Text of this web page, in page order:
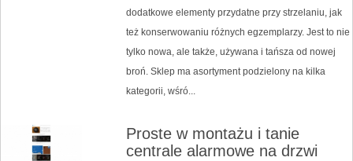
dodatkowe elementy przydatne przy strzelaniu, jak
też konserwowaniu różnych egzemplarzy. Jest to nie
tylko nowa, ale także, używana i tańsza od nowej
broń. Sklep ma asortyment podzielony na kilka
kategorii, wśró...
Proste w montażu i tanie
centrale alarmowe na drzwi